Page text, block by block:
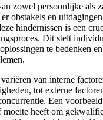
zowel persoonlijke als
obstakels en
hindernissen is een
Dit stelt
te bedenken
van interne
tot externe
Een
heeft om